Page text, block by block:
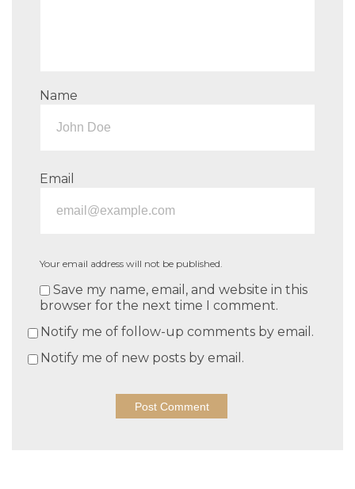
Name
Email
Your email address will not be published.
Save my name, email, and website in this
browser for the next time I comment.
Notify me of follow-up comments by email.
Notify me of new posts by email.